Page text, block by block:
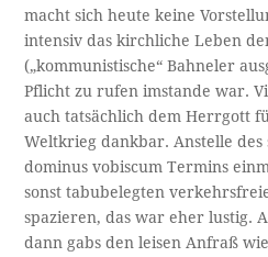
macht sich heute keine
intensiv das kirchliche Leben
(„kommunistische“ Bahneler
Pflicht zu rufen imstande war.
auch tatsächlich dem Herrgott
Weltkrieg dankbar. Anstelle
dominus vobiscum Termins
sonst tabubelegten
spazieren, das war eher lustig.
dann gabs den leisen Anfraß